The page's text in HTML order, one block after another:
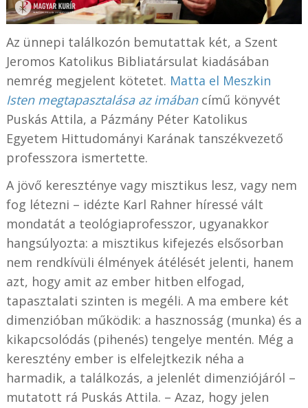
Az ünnepi találkozón bemutattak két, a Szent
Jeromos Katolikus Bibliatársulat kiadásában
nemrég megjelent kötetet. Matta el Meszkin
Isten megtapasztalása az imábancímű könyvét
Puskás Attila, a Pázmány Péter Katolikus
Egyetem Hittudományi Karának tanszékvezető
professzora ismertette.
A jövő kereszténye vagy misztikus lesz, vagy nem
fog létezni – idézte Karl Rahner híressé vált
mondatát a teológiaprofesszor, ugyanakkor
hangsúlyozta: a misztikus kifejezés elsősorban
nem rendkívüli élmények átélését jelenti, hanem
azt, hogy amit az ember hitben elfogad,
tapasztalati szinten is megéli. A ma embere két
dimenzióban működik: a hasznosság (munka) és a
kikapcsolódás (pihenés) tengelye mentén. Még a
keresztény ember is elfelejtkezik néha a
harmadik, a találkozás, a jelenlét dimenziójáról –
mutatott rá Puskás Attila. – Azaz, hogy jelen